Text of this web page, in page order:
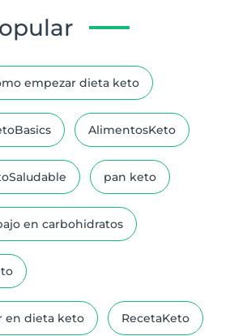
empezar dieta keto
AlimentosKeto
pan keto
en carbohidratos
en dieta keto RecetaKeto